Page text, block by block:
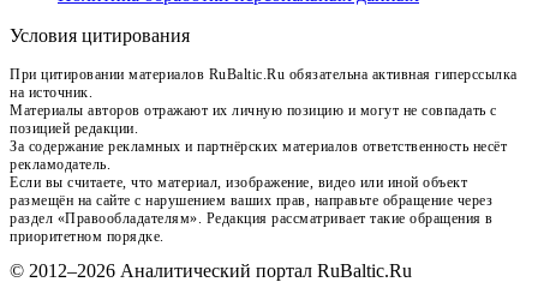
Условия цитирования
При цитировании материалов RuBaltic.Ru обязательна активная гиперссылка
на источник.
Материалы авторов отражают их личную позицию и могут не совпадать с
позицией редакции.
За содержание рекламных и партнёрских материалов ответственность несёт
рекламодатель.
Если вы считаете, что материал, изображение, видео или иной объект
размещён на сайте с нарушением ваших прав, направьте обращение через
раздел «Правообладателям». Редакция рассматривает такие обращения в
приоритетном порядке.
© 2012–2026 Аналитический портал RuBaltic.Ru